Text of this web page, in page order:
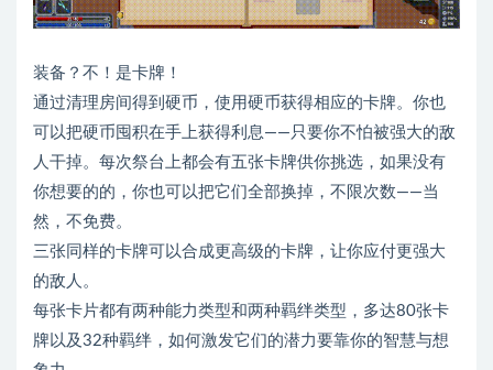
装备？不！是卡牌！
通过清理房间得到硬币，使用硬币获得相应的卡牌。你也
可以把硬币囤积在手上获得利息——只要你不怕被强大的敌
人干掉。每次祭台上都会有五张卡牌供你挑选，如果没有
你想要的的，你也可以把它们全部换掉，不限次数——当
然，不免费。
三张同样的卡牌可以合成更高级的卡牌，让你应付更强大
的敌人。
每张卡片都有两种能力类型和两种羁绊类型，多达80张卡
牌以及32种羁绊，如何激发它们的潜力要靠你的智慧与想